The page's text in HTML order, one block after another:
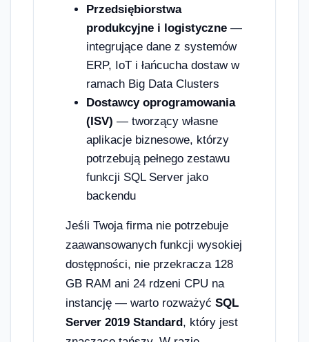
Przedsiębiorstwa
produkcyjne i logistyczne —
integrujące dane z systemów
ERP, IoT i łańcucha dostaw w
ramach Big Data Clusters
Dostawcy oprogramowania
(ISV) — tworzący własne
aplikacje biznesowe, którzy
potrzebują pełnego zestawu
funkcji SQL Server jako
backendu
Jeśli Twoja firma nie potrzebuje
zaawansowanych funkcji wysokiej
dostępności, nie przekracza 128
GB RAM ani 24 rdzeni CPU na
instancję — warto rozważyć SQL
Server 2019 Standard, który jest